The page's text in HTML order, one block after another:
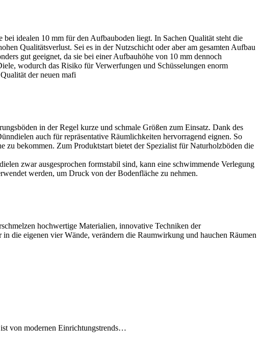
idealen 10 mm für den Aufbauboden liegt. In Sachen Qualität steht die
Qualitätsverlust. Sei es in der Nutzschicht oder aber am gesamten Aufbau
gut geeignet, da sie bei einer Aufbauhöhe von 10 mm dennoch
wodurch das Risiko für Verwerfungen und Schüsselungen enorm
der neuen mafi
in der Regel kurze und schmale Größen zum Einsatz. Dank des
auch für repräsentative Räumlichkeiten hervorragend eignen. So
zu bekommen. Zum Produktstart bietet der Spezialist für Naturholzböden die
zwar ausgesprochen formstabil sind, kann eine schwimmende Verlegung
werden, um Druck von der Bodenfläche zu nehmen.
hochwertige Materialien, innovative Techniken der
die eigenen vier Wände, verändern die Raumwirkung und hauchen Räumen
von modernen Einrichtungstrends…